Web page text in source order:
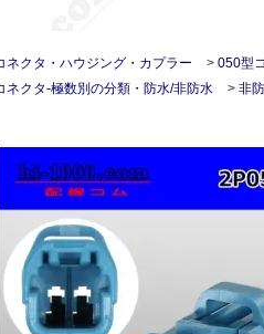
ネクタ・ハウジング・カプラー > 050型
ネクタ-極数別の分類・防水/非防水 > 非